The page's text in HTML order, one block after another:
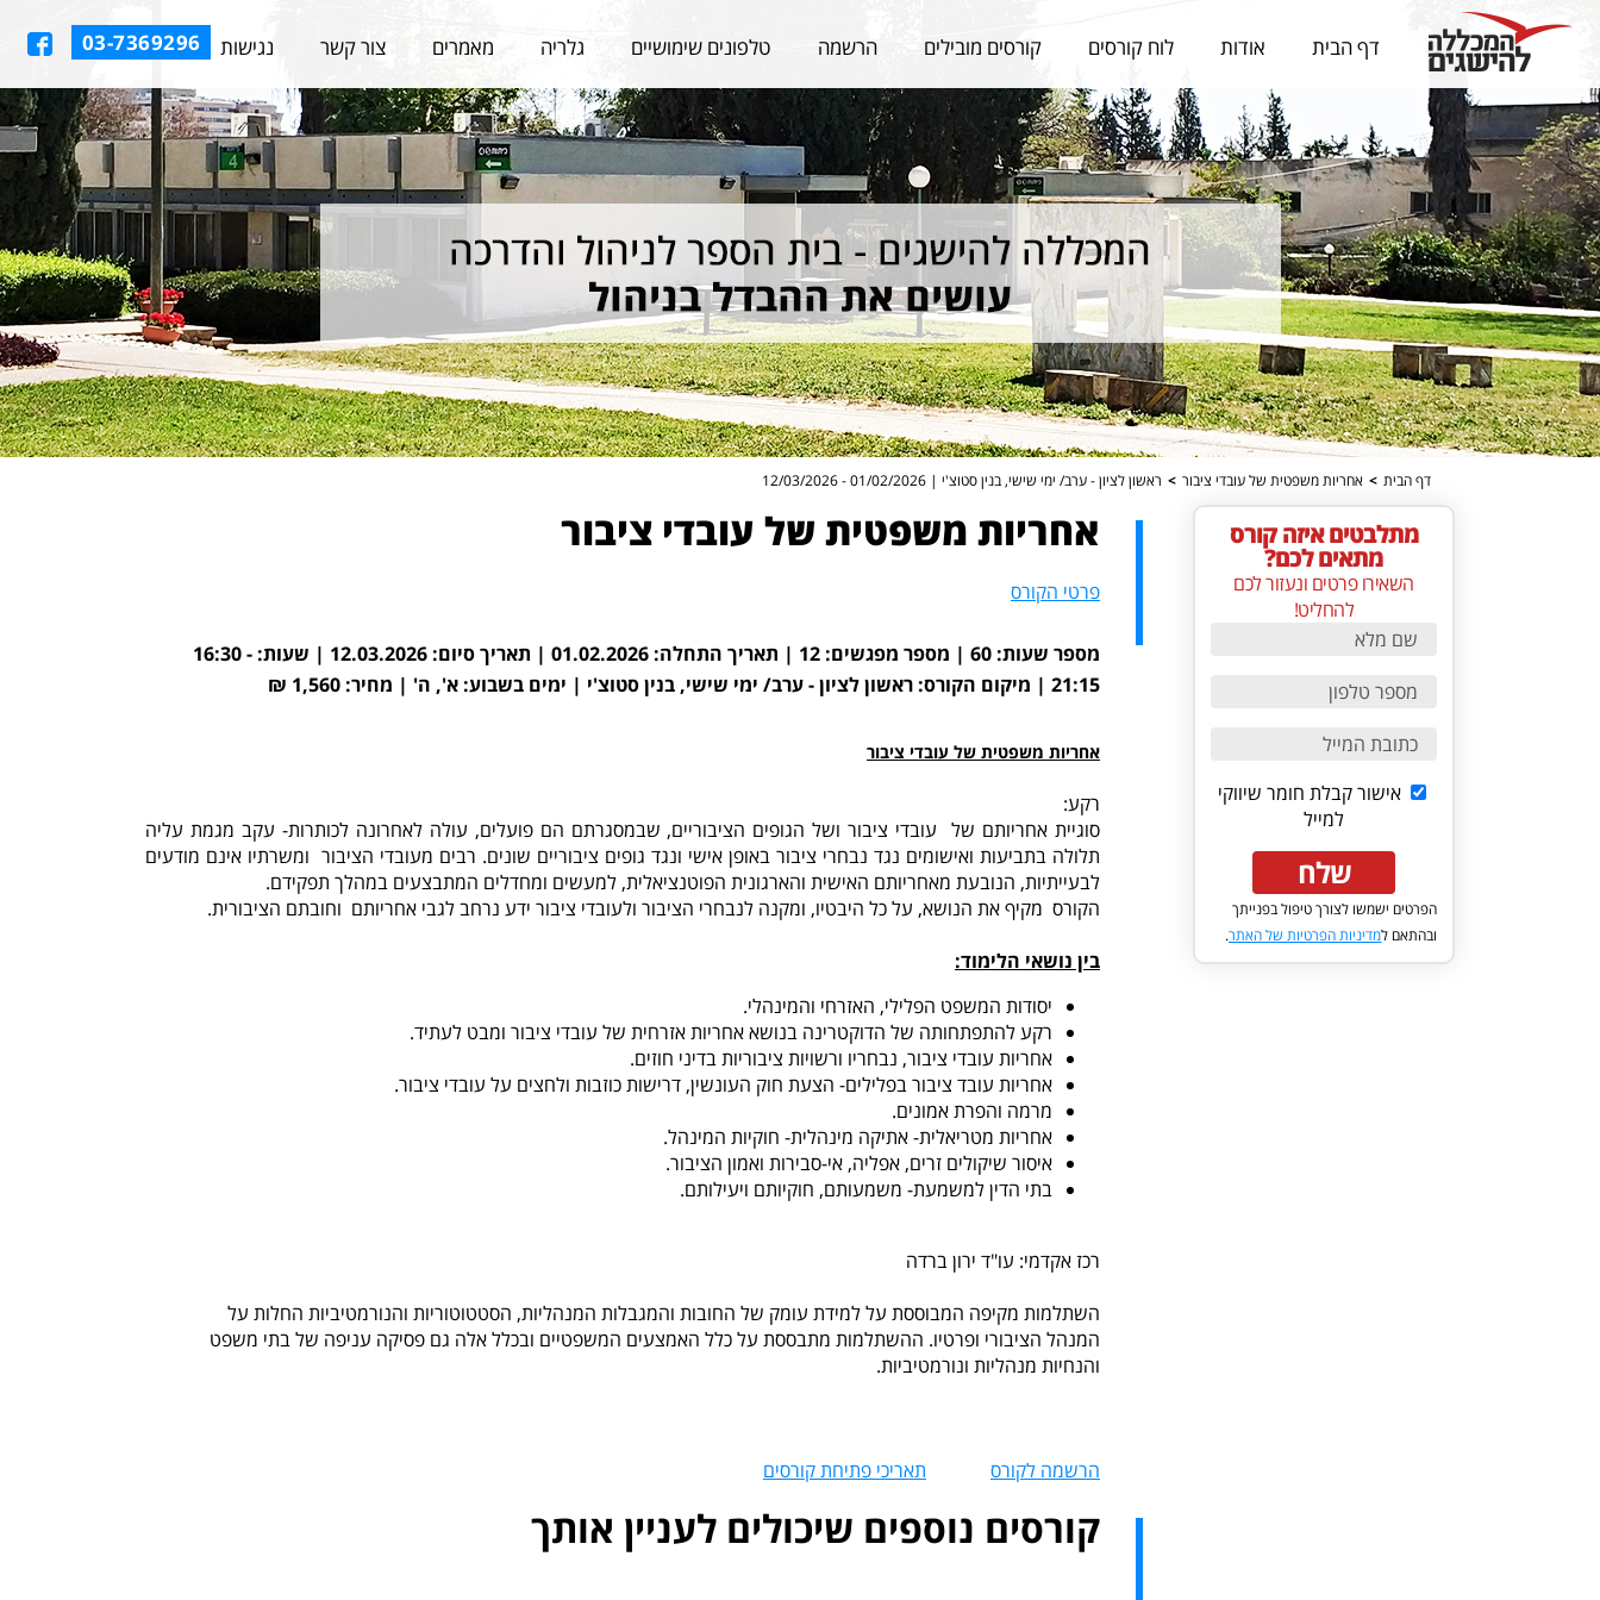
דף הבית אודות לוח קורסים קורסים מובילים הרשמה טלפונים שימושיים גלריה מאמרים צור קשר נגישות 03-7369296
דף הבית > אחריות משפטית של עובדי ציבור > ראשון לציון - ערב/ ימי שישי, בנין סטוצ'י | 01/02/2026 - 12/03/2026
מתלבטים איזה קורס
מתאים לכם?
השאירו פרטים ונעזור לכם
להחליט!
אישור קבלת חומר שיווקי
למייל
שלח
הפרטים ישמשו לצורך טיפול בפנייתך
ובהתאם למדיניות הפרטיות של האתר.
אחריות משפטית של עובדי ציבור
פרטי הקורס
מספר שעות: 60 | מספר מפגשים: 12 | תאריך התחלה: 01.02.2026 | תאריך סיום: 12.03.2026 | שעות: ‎16:30 -
21:15 | מיקום הקורס: ראשון לציון - ערב/ ימי שישי, בנין סטוצ'י | ימים בשבוע: א', ה' | מחיר: 1,560 ₪
אחריות משפטית של עובדי ציבור
רקע:
סוגיית אחריותם של עובדי ציבור ושל הגופים הציבוריים, שבמסגרתם הם פועלים, עולה לאחרונה לכותרות- עקב מגמת עליה
תלולה בתביעות ואישומים נגד נבחרי ציבור באופן אישי ונגד גופים ציבוריים שונים. רבים מעובדי הציבור ומשרתיו אינם מודעים
לבעייתיות, הנובעת מאחריותם האישית והארגונית הפוטנציאלית, למעשים ומחדלים המתבצעים במהלך תפקידם.
הקורס מקיף את הנושא, על כל היבטיו, ומקנה לנבחרי הציבור ולעובדי ציבור ידע נרחב לגבי אחריותם וחובתם הציבורית.
בין נושאי הלימוד:
יסודות המשפט הפלילי, האזרחי והמינהלי.
רקע להתפתחותה של הדוקטרינה בנושא אחריות אזרחית של עובדי ציבור ומבט לעתיד.
אחריות עובדי ציבור, נבחריו ורשויות ציבוריות בדיני חוזים.
אחריות עובד ציבור בפלילים- הצעת חוק העונשין, דרישות כוזבות ולחצים על עובדי ציבור.
מרמה והפרת אמונים.
אחריות מטריאלית- אתיקה מינהלית- חוקיות המינהל.
איסור שיקולים זרים, אפליה, אי-סבירות ואמון הציבור.
בתי הדין למשמעת- משמעותם, חוקיותם ויעילותם.
רכז אקדמי: עו"ד ירון ברדה
השתלמות מקיפה המבוססת על למידת עומק של החובות והמגבלות המנהליות, הסטטוטוריות והנורמטיביות החלות על
המנהל הציבורי ופרטיו. ההשתלמות מתבססת על כלל האמצעים המשפטיים ובכלל אלה גם פסיקה עניפה של בתי משפט
והנחיות מנהליות ונורמטיביות.
הרשמה לקורס תאריכי פתיחת קורסים
קורסים נוספים שיכולים לעניין אותך